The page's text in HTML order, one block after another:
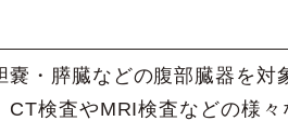
嚢・膵臓などの腹部臓器を対
CT検査やMRI検査などの様々